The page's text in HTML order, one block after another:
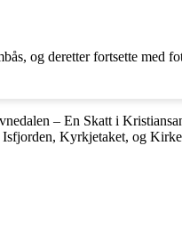
og deretter fortsette med
– En Skatt i
Kyrkjetaket, og